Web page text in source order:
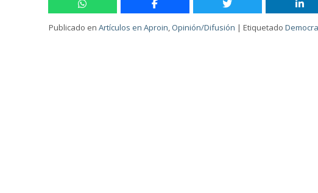
Publicado en Artículos en Aproin, Opinión/Difusión |Etiquetado